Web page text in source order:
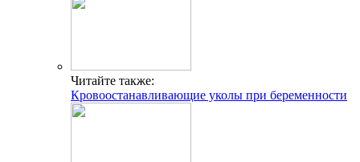
Читайте также:
Кровоостанавливающие уколы при беременности